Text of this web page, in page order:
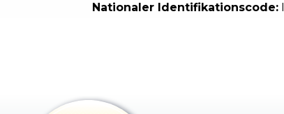
Nationaler Identifikationscode: